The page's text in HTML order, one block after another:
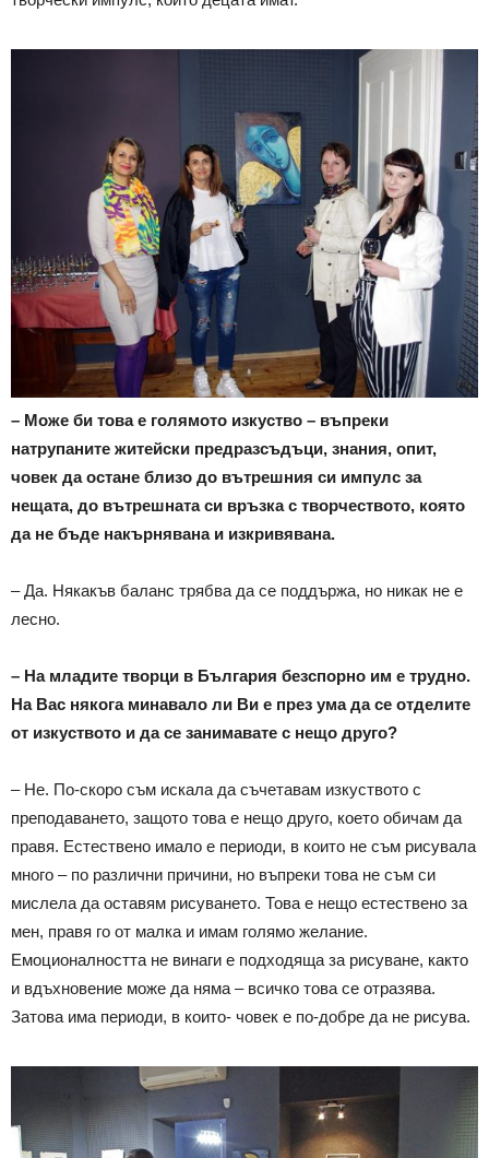
– Може би това е голямото изкуство – въпреки
натрупаните житейски предразсъдъци, знания, опит,
човек да остане близо до вътрешния си импулс за
нещата, до вътрешната си връзка с творчеството, която
да не бъде накърнявана и изкривявана.
– Да. Някакъв баланс трябва да се поддържа, но никак не е
лесно.
– На младите творци в България безспорно им е трудно.
На Вас някога минавало ли Ви е през ума да се отделите
от изкуството и да се занимавате с нещо друго?
– Не. По-скоро съм искала да съчетавам изкуството с
преподаването, защото това е нещо друго, което обичам да
правя. Естествено имало е периоди, в които не съм рисувала
много – по различни причини, но въпреки това не съм си
мислела да оставям рисуването. Това е нещо естествено за
мен, правя го от малка и имам голямо желание.
Емоционалността не винаги е подходяща за рисуване, както
и вдъхновение може да няма – всичко това се отразява.
Затова има периоди, в които- човек е по-добре да не рисува.